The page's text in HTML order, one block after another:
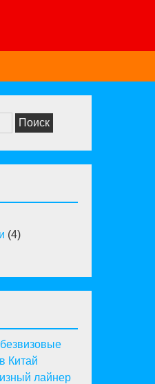
(4)
Китай
лайнер